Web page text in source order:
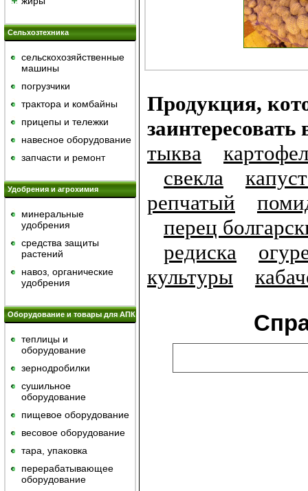
Сельхозтехника
сельскохозяйственные
машины
погрузчики
трактора и комбайны
прицепы и тележки
навесное оборудование
запчасти и ремонт
Удобрения и агрохимия
минеральные
удобрения
средства защиты
растений
навоз, органические
удобрения
Оборудование и товары для АПК
теплицы и
оборудование
зернодробилки
сушильное
оборудование
пищевое оборудование
весовое оборудование
тара, упаковка
перерабатывающее
оборудование
Продукция,
тыква
свекла
репчатый
перец
редиска
культуры